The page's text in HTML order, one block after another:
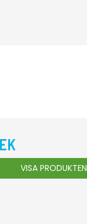
VISA PRODUKTEN